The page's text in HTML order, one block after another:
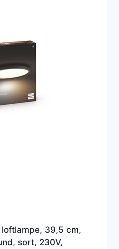
loftlampe, 39,5 cm,
sort, 230V,